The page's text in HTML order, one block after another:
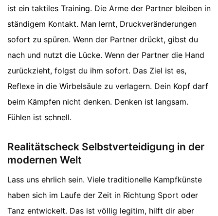
ist ein taktiles Training. Die Arme der Partner bleiben in
ständigem Kontakt. Man lernt, Druckveränderungen
sofort zu spüren. Wenn der Partner drückt, gibst du
nach und nutzt die Lücke. Wenn der Partner die Hand
zurückzieht, folgst du ihm sofort. Das Ziel ist es,
Reflexe in die Wirbelsäule zu verlagern. Dein Kopf darf
beim Kämpfen nicht denken. Denken ist langsam.
Fühlen ist schnell.
Realitätscheck Selbstverteidigung in der
modernen Welt
Lass uns ehrlich sein. Viele traditionelle Kampfkünste
haben sich im Laufe der Zeit in Richtung Sport oder
Tanz entwickelt. Das ist völlig legitim, hilft dir aber